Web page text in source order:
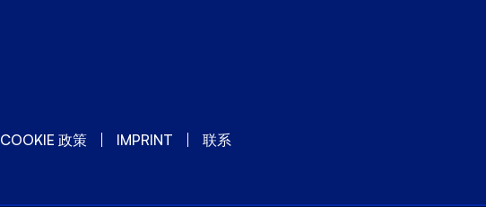
COOKIE 政策 IMPRINT 联系